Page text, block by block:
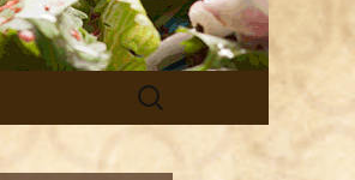
検